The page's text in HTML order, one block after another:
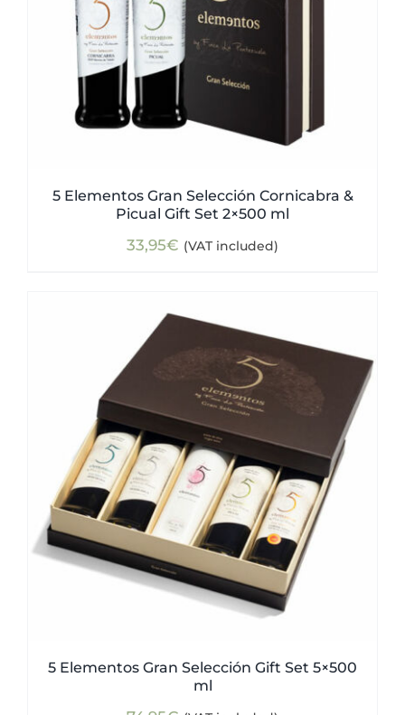
5 Elementos Gran Selección Cornicabra &
Picual Gift Set 2×500 ml
33,95€ (VAT included)
5 Elementos Gran Selección Gift Set 5×500
ml